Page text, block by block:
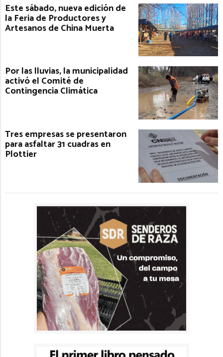
Este sábado, nueva edición de
la Feria de Productores y
Artesanos de China Muerta
Por las lluvias, la municipalidad
activó el Comité de
Contingencia Climática
Tres empresas se presentaron
para asfaltar 31 cuadras en
Plottier